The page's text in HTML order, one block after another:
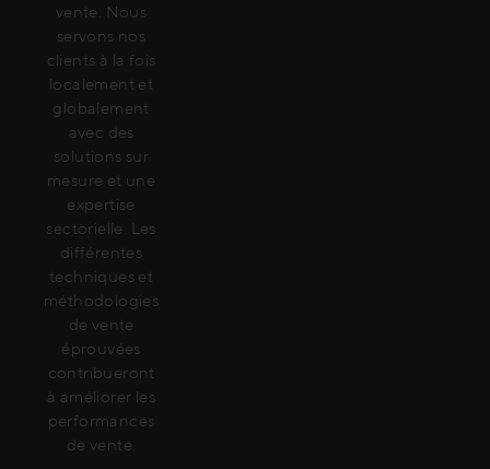
vente. Nous
servons nos
clients à la fois
localement et
globalement
avec des
solutions sur
mesure et une
expertise
sectorielle. Les
différentes
techniques et
méthodologies
de vente
éprouvées
contribueront
à améliorer les
performances
de vente.